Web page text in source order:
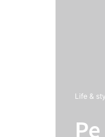
Life &